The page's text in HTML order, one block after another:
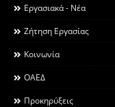
Εργασιακά - Νέα
Ζήτηση Εργασίας
Κοινωνία
ΟΑΕΔ
Προκηρύξεις